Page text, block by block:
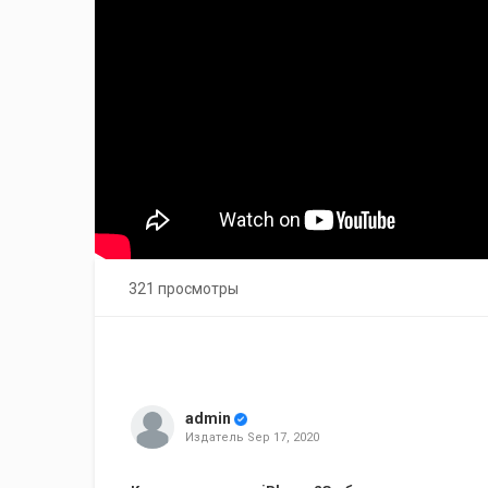
321 просмотры
admin
Издатель Sep 17, 2020